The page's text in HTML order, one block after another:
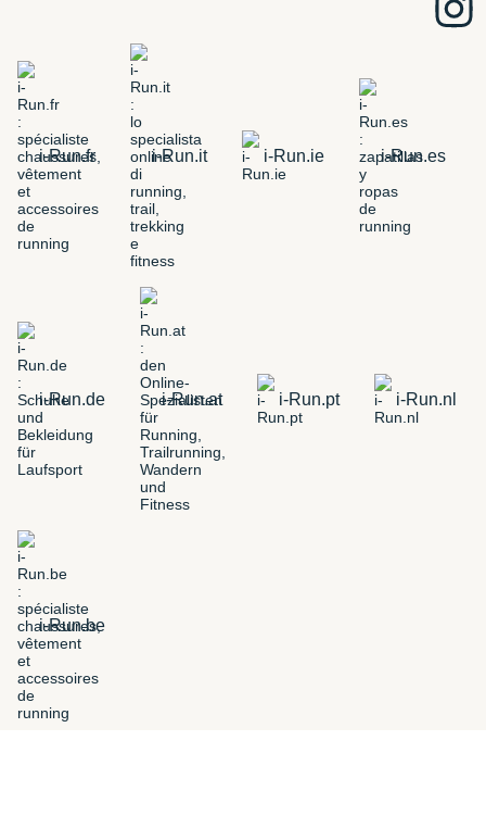
i-Run.fr i-Run.it i-Run.ie i-Run.es
i-Run.de i-Run.at i-Run.pt i-Run.nl
i-Run.be